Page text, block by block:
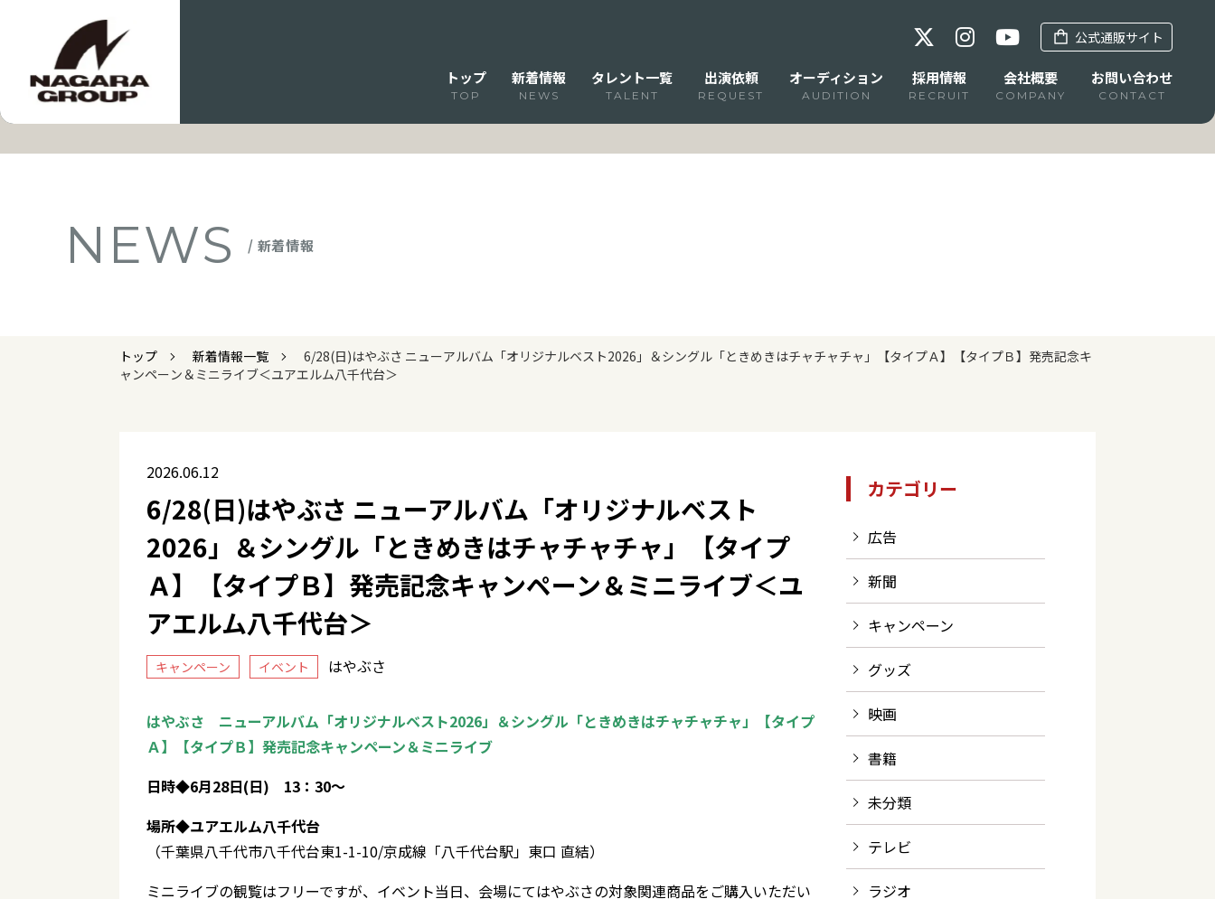
公式通販サイト
トップ
TOP
新着情報
NEWS
タレント一覧
TALENT
出演依頼
REQUEST
オーディション
AUDITION
採用情報
RECRUIT
会社概要
COMPANY
お問い合わせ
CONTACT
NEWS / 新着情報
トップ 新着情報一覧
6/28(日)はやぶさ ニューアルバム「オリジナルベスト2026」＆シングル「ときめきはチャチャチャ」【タイプＡ】【タイプＢ】発売記念キ
ャンペーン＆ミニライブ＜ユアエルム八千代台＞
2026.06.12
6/28(日)はやぶさ ニューアルバム「オリジナルベスト
2026」＆シングル「ときめきはチャチャチャ」【タイプ
Ａ】【タイプＢ】発売記念キャンペーン＆ミニライブ＜ユ
アエルム八千代台＞
キャンペーン イベント はやぶさ
はやぶさ ニューアルバム「オリジナルベスト2026」＆シングル「ときめきはチャチャチャ」【タイプ
Ａ】【タイプＢ】発売記念キャンペーン＆ミニライブ
日時◆6月28日(日) 13：30～
場所◆ユアエルム八千代台
（千葉県八千代市八千代台東1-1-10/京成線「八千代台駅」東口 直結）
ミニライブの観覧はフリーですが、イベント当日、会場にてはやぶさの対象関連商品をご購入いただい
カテゴリー
広告
新聞
キャンペーン
グッズ
映画
書籍
未分類
テレビ
ラジオ